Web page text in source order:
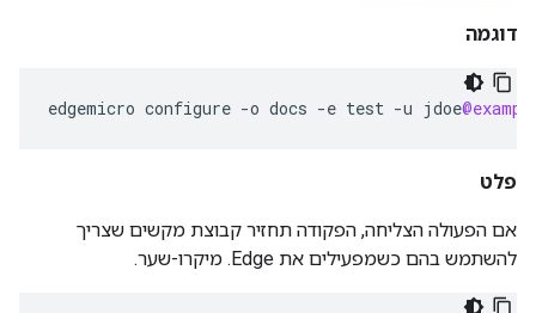
דוגמה
edgemicro configure -o docs -e test -u jdoe
פלט
אם הפעולה הצליחה, הפקודה תחזיר קבוצת מקשים שצריך
להשתמש בהם כשמפעילים את Edge. מיקרו-שער.